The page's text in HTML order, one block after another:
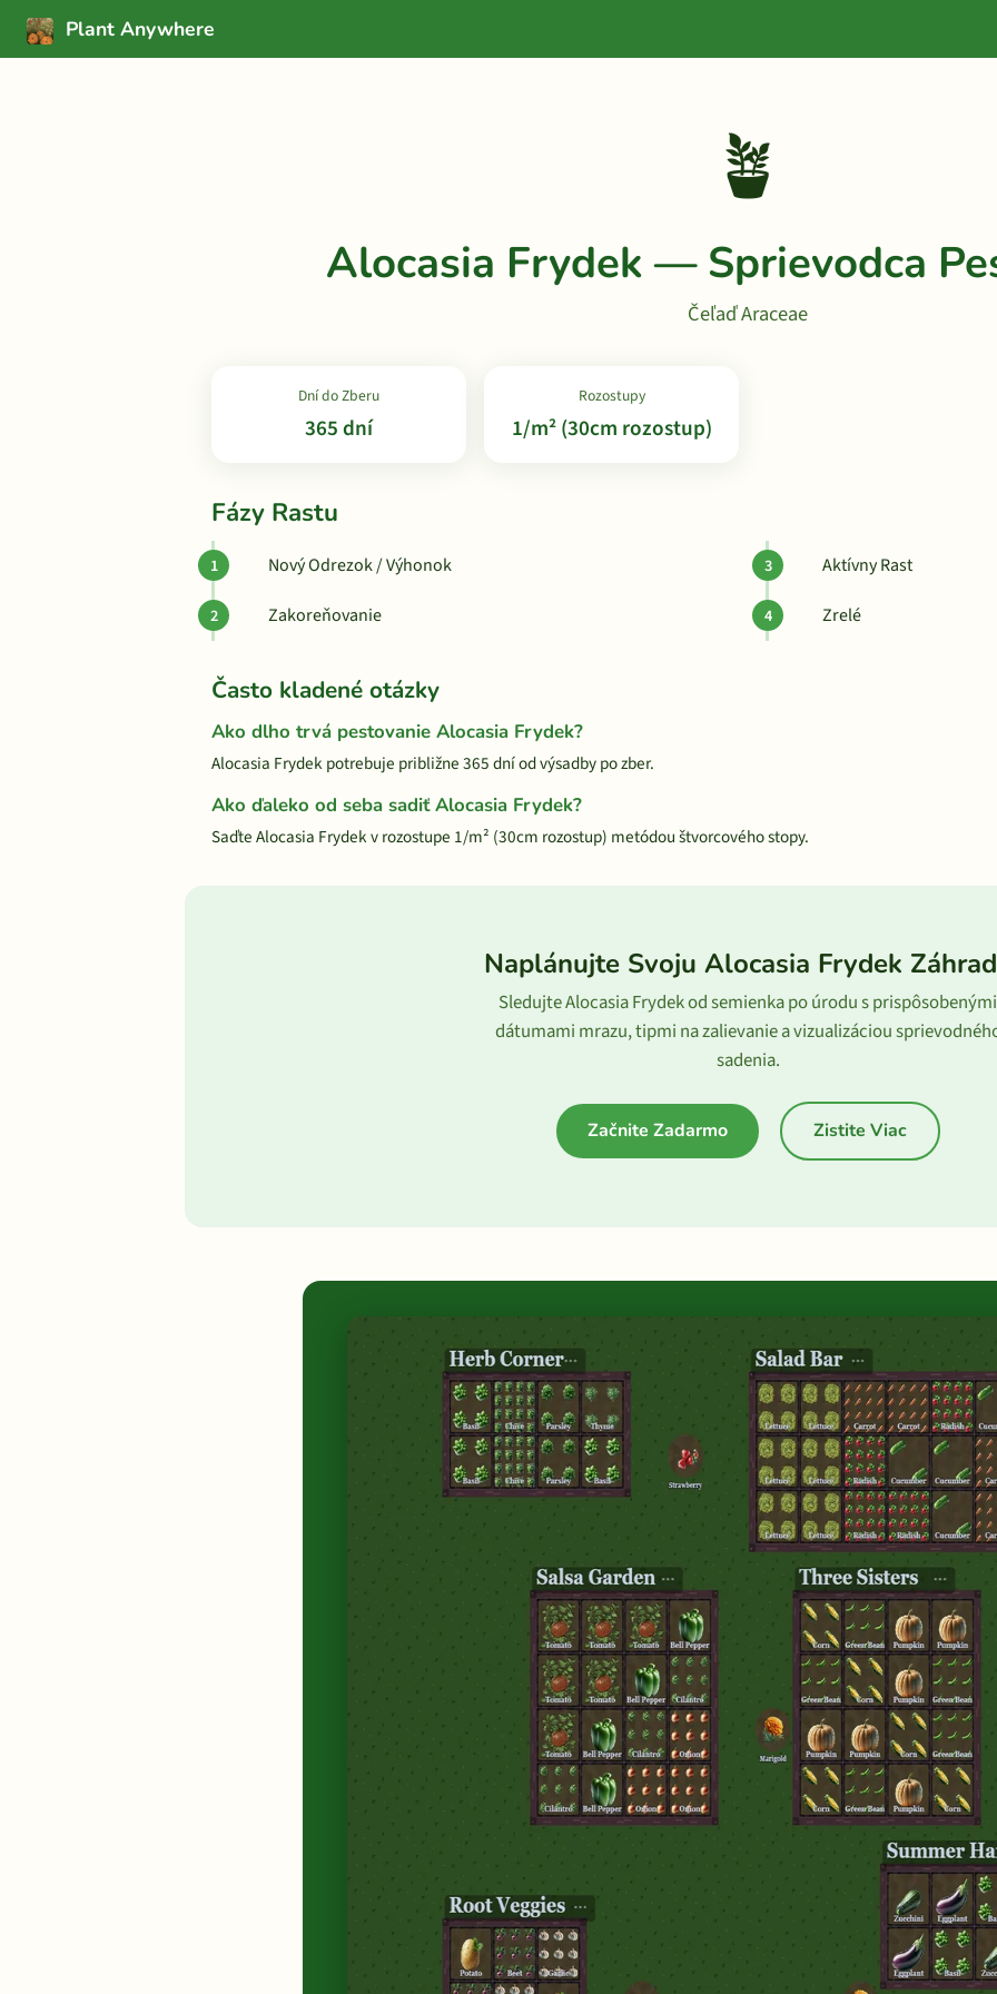
Plant Anywhere
🪴
Alocasia Frydek — Sprievodca
Čeľaď Araceae
Dní do Zberu
365 dní
Rozostupy
1/m² (30cm rozostup)
Fázy Rastu
Nový Odrezok / Výhonok
Zakoreňovanie
Aktívny Rast
Zrelé
Často kladené otázky
Ako dlho trvá pestovanie Alocasia Frydek?
Alocasia Frydek potrebuje približne 365 dní od výsadby po zber.
Ako ďaleko od seba sadiť Alocasia Frydek?
Saďte Alocasia Frydek v rozostupe 1/m² (30cm rozostup) metódou štvorcového stopy.
Naplánujte Svoju Alocasia Frydek
Sledujte Alocasia Frydek od semienka po úrodu s prispôsobenými
dátumami mrazu, tipmi na zalievanie a vizualizáciou
sadenia.
Začnite Zadarmo Zistite Viac